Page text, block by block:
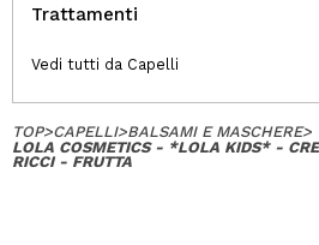
Trattamenti
Vedi tutti da Capelli
TOP>CAPELLI>BALSAMI E MASCHERE>
LOLA COSMETICS - *LOLA KIDS* -
RICCI - FRUTTA